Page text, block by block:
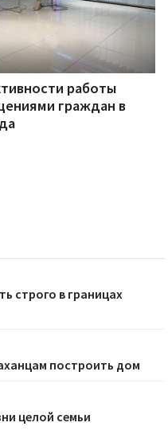
работы
граждан в
строго в границах
построить дом
целой семьи